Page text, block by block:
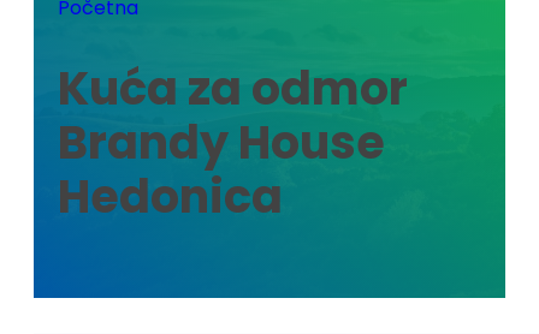
Početna
Kuća za odmor
Brandy House
Hedonica